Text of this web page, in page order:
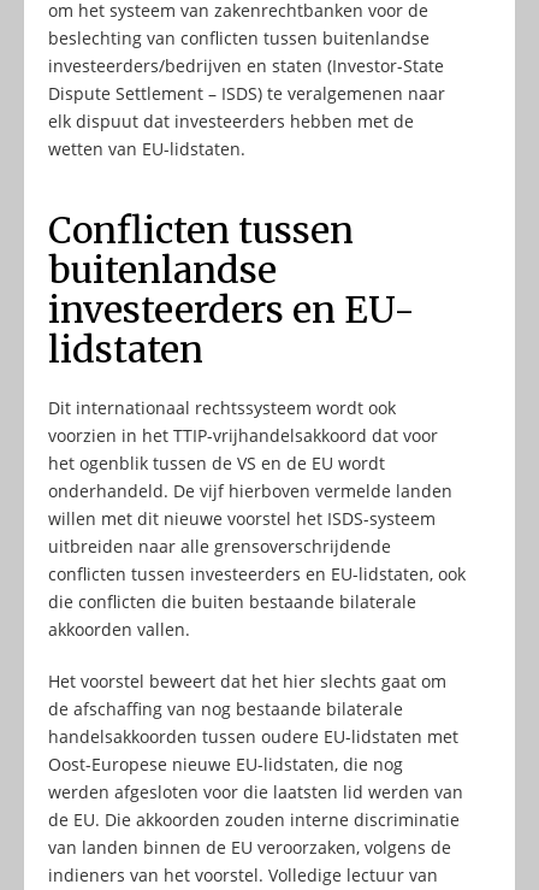
om het systeem van zakenrechtbanken voor de
beslechting van conflicten tussen buitenlandse
investeerders/bedrijven en staten (Investor-State
Dispute Settlement – ISDS) te veralgemenen naar
elk dispuut dat investeerders hebben met de
wetten van EU-lidstaten.
Conflicten tussen
buitenlandse
investeerders en EU-
lidstaten
Dit internationaal rechtssysteem wordt ook
voorzien in het TTIP-vrijhandelsakkoord dat voor
het ogenblik tussen de VS en de EU wordt
onderhandeld. De vijf hierboven vermelde landen
willen met dit nieuwe voorstel het ISDS-systeem
uitbreiden naar alle grensoverschrijdende
conflicten tussen investeerders en EU-lidstaten, ook
die conflicten die buiten bestaande bilaterale
akkoorden vallen.
Het voorstel beweert dat het hier slechts gaat om
de afschaffing van nog bestaande bilaterale
handelsakkoorden tussen oudere EU-lidstaten met
Oost-Europese nieuwe EU-lidstaten, die nog
werden afgesloten voor die laatsten lid werden van
de EU. Die akkoorden zouden interne discriminatie
van landen binnen de EU veroorzaken, volgens de
indieners van het voorstel. Volledige lectuur van